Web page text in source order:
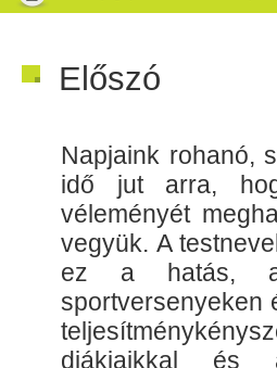
Előszó
Napjaink rohanó,
idő jut arra,
véleményét
vegyük. A
ez a hatás,
sportversenyeken
diákjaikkal és